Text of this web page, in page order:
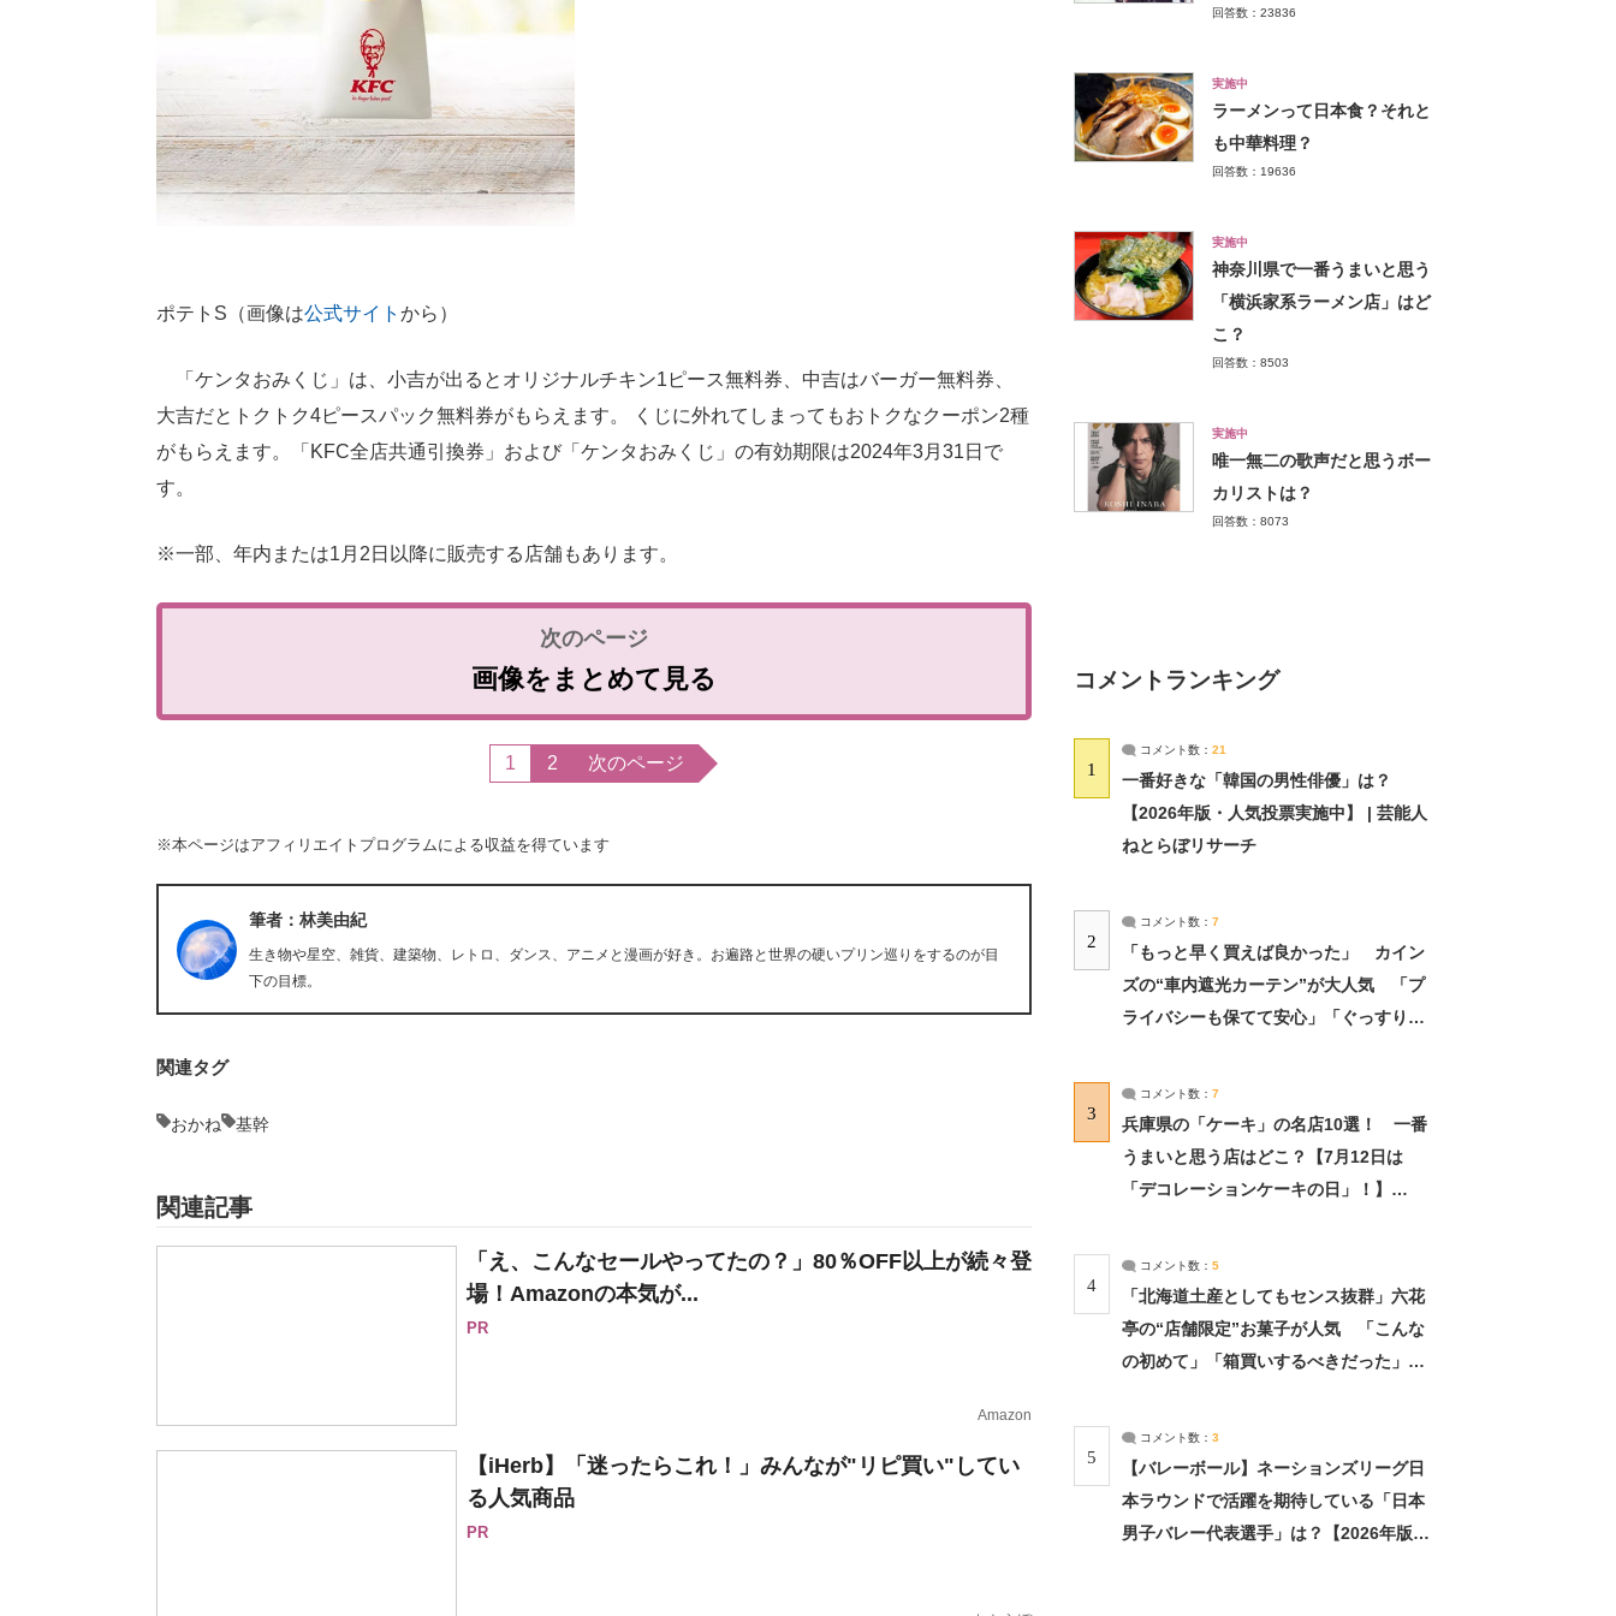
ポテトS（画像は公式サイト から）
「ケンタおみくじ」は、小吉が出るとオリジナルチキン1ピース無料券、中吉はバーガー無料券、
大吉だとトクトク4ピースパック無料券がもらえます。 くじに外れてしまってもおトクなクーポン2種
がもらえます。「KFC全店共通引換券」および「ケンタおみくじ」の有効期限は2024年3月31日で
す。
※一部、年内または1月2日以降に販売する店舗もあります。
画像をまとめて見る
1 2 次のページ
※本ページはアフィリエイトプログラムによる収益を得ています
筆者：林美由紀
生き物や星空、雑貨、建築物、レトロ、ダンス、アニメと漫画が好き。お遍路と世界の硬いプリン巡りをするのが目
下の目標。
関連タグ
おかね 基幹
関連記事
「え、こんなセールやってたの？」80％OFF以上が続々登
場！Amazonの本気が...
PR
Amazon
【iHerb】「迷ったらこれ！」みんなが"リピ買い"してい
る人気商品
PR
回答数：23836
実施中
ラーメンって日本食？それと
も中華料理？
回答数：19636
実施中
神奈川県で一番うまいと思う
「横浜家系ラーメン店」はど
こ？
回答数：8503
実施中
唯一無二の歌声だと思うボー
カリストは？
回答数：8073
コメントランキング
1
コメント数： 21
一番好きな「韓国の男性俳優」は？
【2026年版・人気投票実施中】 | 芸能人
ねとらぼリサーチ
2
コメント数： 7
「もっと早く買えば良かった」 カイン
ズの“車内遮光カーテン”が大人気 「プ
ライバシーも保てて安心」「ぐっすり眠
3
コメント数： 7
兵庫県の「ケーキ」の名店10選！ 一番
うまいと思う店はどこ？【7月12日は
「デコレーションケーキの日」！】
4
コメント数： 5
「北海道土産としてもセンス抜群」六花
亭の“店舗限定”お菓子が人気 「こんな
の初めて」「箱買いするべきだった」
5
コメント数： 3
【バレーボール】ネーションズリーグ日
本ラウンドで活躍を期待している「日本
男子バレー代表選手」は？【2026年版・